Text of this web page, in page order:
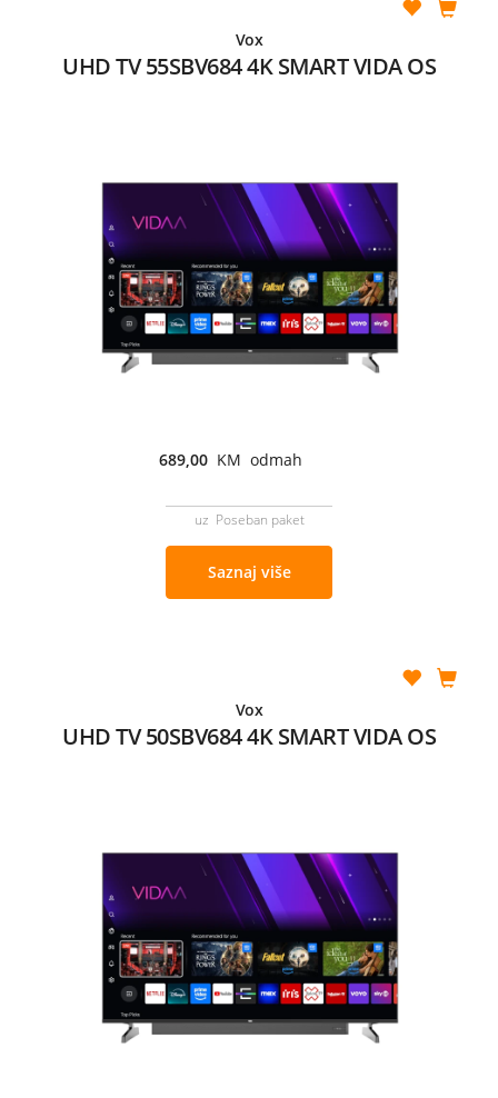
Vox
UHD TV 55SBV684 4K SMART VIDA OS
689,00 KM odmah
uz Poseban paket
Saznaj više
Vox
UHD TV 50SBV684 4K SMART VIDA OS